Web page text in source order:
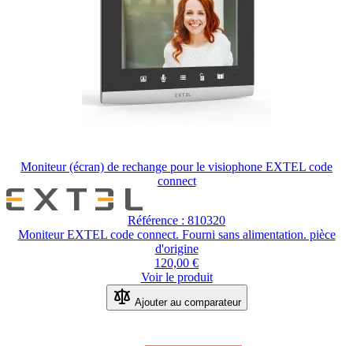
Moniteur (écran) de rechange pour le visiophone EXTEL code
connect
Référence : 810320
Moniteur EXTEL code connect. Fourni sans alimentation. pièce
d'origine
120,00 €
Voir le produit
Ajouter au comparateur